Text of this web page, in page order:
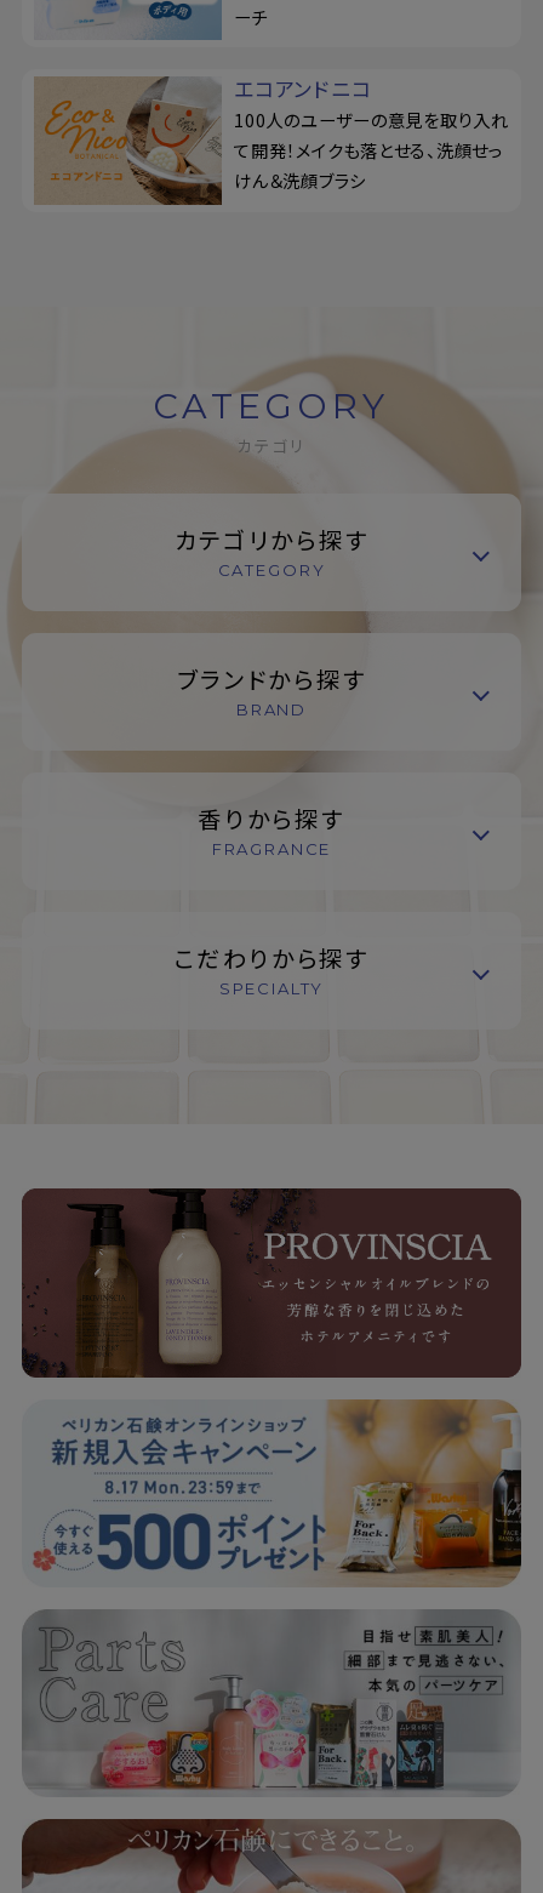
ーチ
エコアンドニコ
100人のユーザーの意見を取り入れ
て開発！メイクも落とせる、洗顔せっ
けん＆洗顔ブラシ
CATEGORY
カテゴリ
カテゴリから探す
CATEGORY
ブランドから探す
BRAND
香りから探す
FRAGRANCE
こだわりから探す
SPECIALTY